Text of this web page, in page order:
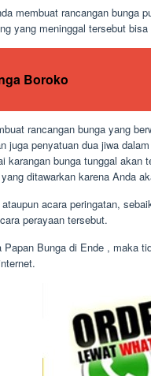
membuat rancangan bunga
yang meninggal tersebut
Boroko
rancangan bunga yang
juga penyatuan dua jiwa
karangan bunga tunggal
ditawarkan karena Anda
acara peringatan,
perayaan tersebut.
Bunga di Ende , maka